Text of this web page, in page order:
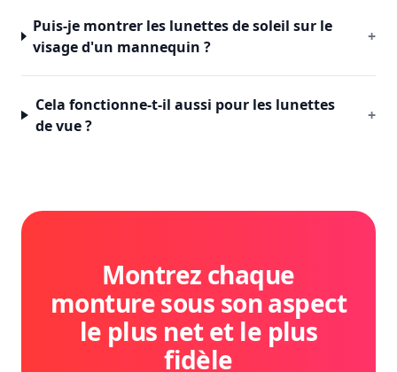
Puis-je montrer les lunettes de soleil sur le
visage d'un mannequin ?
+
Cela fonctionne-t-il aussi pour les lunettes
de vue ?
+
Montrez chaque
monture sous son aspect
le plus net et le plus
fidèle